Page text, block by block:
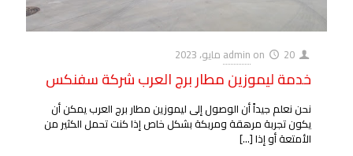
admin on 20 مايو، 2023
خدمة ليموزين مطار برج العرب شركة سفنكس
نحن نعلم جيداً أن الوصول إلى ليموزين مطار برج العرب يمكن أن
يكون تجربة مرهقة ومربكة بشكل خاص إذا كنت تحمل الكثير من
الأمتعة أو إذا[…]